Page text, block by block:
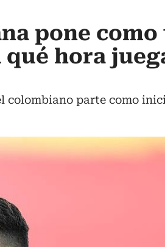
pone
hora
colombiano parte como